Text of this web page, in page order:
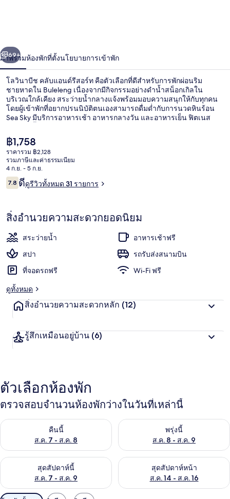
คลับ
แอนด์
รีสอร์ท
า
ถัดไป
69+
ภาพรวมห้องพักที่ตั้งนโยบายการเข้าพัก
โลวินาบีช คลับแอนด์รีสอร์ท คือตัวเลือกที่ดีสำหรับการพักผ่อนริม
ชายหาดใน Buleleng เนื่องจากมีกิจกรรมอย่างดำน้ำสน็อกเกิลใน
บริเวณใกล้เคียง สระว่ายน้ำกลางแจ้งพร้อมมอบความสนุกให้กับทุกคน
โดยผู้เข้าพักที่อยากปรนนิบัติตนเองสามารถดื่มด่ำกับการนวดหินร้อน
Sea Sky มีบริการอาหารเช้า อาหารกลางวัน และอาหารเย็น ฟิตเนส
ราคา
ปัจจุบัน
฿1,758
฿1,758
ราคารวม ฿2,128
รวมภาษีและค่าธรรมเนียม
4 ก.ย. - 5 ก.ย.
รีวิว
7.87.8 จาก 10
ดีดูรีวิวทั้งหมด 31 รายการ
สิ่งอำนวยความสะดวกยอดนิยม
สระว่ายน้ำ
อาหารเช้าฟรี
สปา
รถรับส่งสนามบิน
ที่จอดรถฟรี
Wi-Fi ฟรี
ดูทั้งหมด
สิ่งอำนวยความสะดวกหลัก (12)
รู้สึกเหมือนอยู่บ้าน (6)
ตัวเลือกห้องพัก
ตรวจสอบจำนวนห้องพักว่างในวันที่เหล่านี้
คืนนี้
ส.ค. 7 - ส.ค. 8
ตรวจสอบจำนวนห้องพักว่างในคืนนี้ ส.ค. 7 - ส.ค. 8พรุ่งนี้
ส.ค. 8 - ส.ค. 9
ตรวจสอบจำนวนห้องพักว่างใน
สุดสัปดาห์นี้
ส.ค. 7 - ส.ค. 9
ตรวจสอบจำนวนห้องพักว่างในสุดสัปดาห์นี้ ส.ค. 7 - ส.ค. 9
สุดสัปดาห์หน้า
ส.ค. 14 - ส.ค. 16
ตรวจสอบจำนวนห้องพักว่างใน